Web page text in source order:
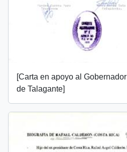
[Carta en apoyo al Gobernador
de Talagante]